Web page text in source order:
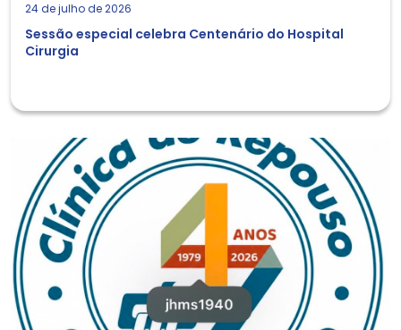
24 de julho de 2026
Sessão especial celebra Centenário do Hospital
Cirurgia